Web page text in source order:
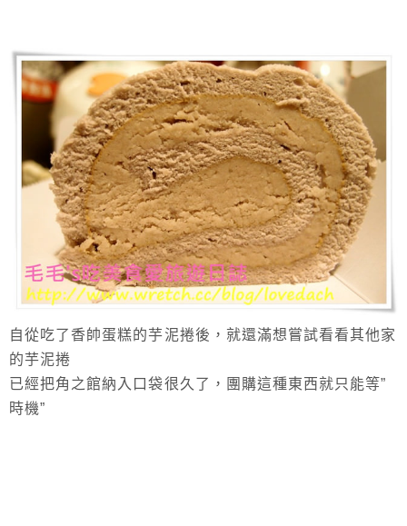
自從吃了香帥蛋糕的芋泥捲後，就還滿想嘗試看看其他家
的芋泥捲
已經把角之館納入口袋很久了，團購這種東西就只能等”
時機”